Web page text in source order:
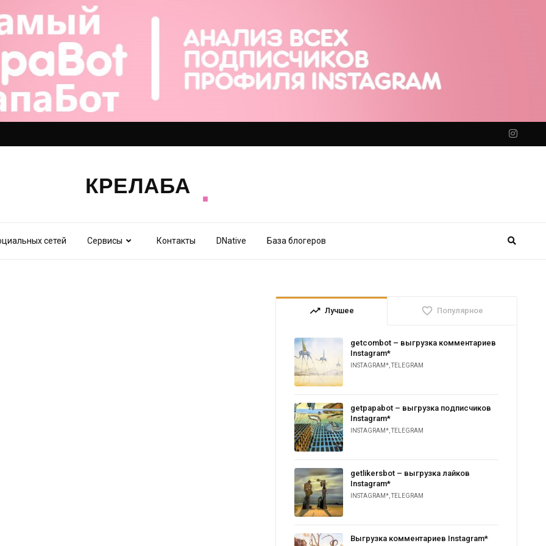
сетей Сервисы Контакты DNative База блогеров
trending_up Лучшее favorite_border Популярное
getcombot – выгрузка комментариев
Instagram*
INSTAGRAM* ,TELEGRAM
getpapabot – выгрузка подписчиков
Instagram*
INSTAGRAM* ,TELEGRAM
getlikersbot – выгрузка лайков
Instagram*
INSTAGRAM* ,TELEGRAM
Выгрузка комментариев Instagram*